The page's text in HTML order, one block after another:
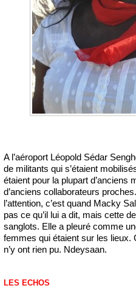
A l’aéroport Léopold Sédar
de militants qui s’étaient
étaient pour la plupart d’anciens
d’anciens collaborateurs
l’attention, c’est quand Macky
pas ce qu’il lui a dit, mais cette
sanglots. Elle a pleuré comme
femmes qui étaient sur les lieux.
n’y ont rien pu. Ndeysaan.
LES ECHOS